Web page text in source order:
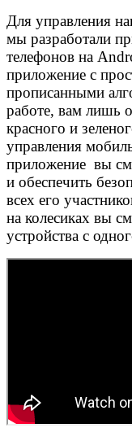
Для управления
мы разработали
телефонов на
приложение с
прописанными
работе, вам лишь
красного и
управления
приложение вы
и обеспечить
всех его
на колесиках вы
устройства с